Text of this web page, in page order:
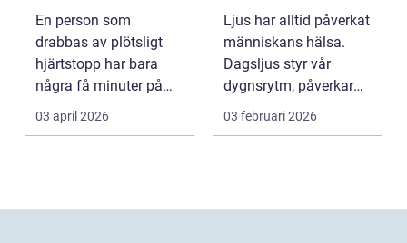
En person som
drabbas av plötsligt
hjärtstopp har bara
några få minuter på
sig. För varje minut
utan...
03 april 2026
hälsa och
välbefinnande
Ljus har alltid påverkat
människans hälsa.
Dagsljus styr vår
dygnsrytm, påverkar
humör, sömn och ene...
03 februari 2026